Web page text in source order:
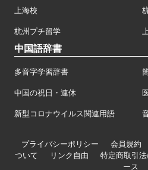
上海校
杭州プチ留学
中国語辞書
多音字学習辞書
中国の祝日・連休
新型コロナウイルス関連用語
プライバシーポリシー 会員規約
ついて
リンク自由 特定商取引
ース